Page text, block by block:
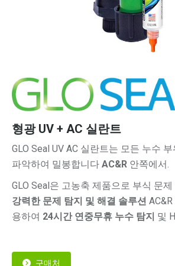
형광 UV + AC 실란트
GLO Seal UV AC 실란트는 모든 누수
파악하여 밀봉합니다 AC&R 안쪽에서.
GLO Seal은 고농축 제품으로 부식 문
강력한 문제 탐지 및 해결 솔루션
용하여 24시간 연중무휴 누수 탐지 및
구매처